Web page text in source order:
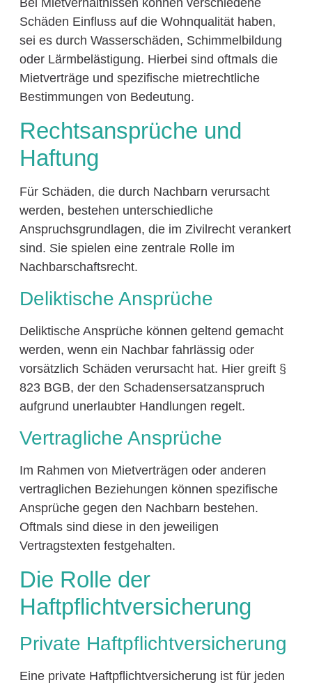
Bei Mietverhältnissen können verschiedene
Schäden Einfluss auf die Wohnqualität haben,
sei es durch Wasserschäden, Schimmelbildung
oder Lärmbelästigung. Hierbei sind oftmals die
Mietverträge und spezifische mietrechtliche
Bestimmungen von Bedeutung.
Rechtsansprüche und
Haftung
Für Schäden, die durch Nachbarn verursacht
werden, bestehen unterschiedliche
Anspruchsgrundlagen, die im Zivilrecht verankert
sind. Sie spielen eine zentrale Rolle im
Nachbarschaftsrecht.
Deliktische Ansprüche
Deliktische Ansprüche können geltend gemacht
werden, wenn ein Nachbar fahrlässig oder
vorsätzlich Schäden verursacht hat. Hier greift §
823 BGB, der den Schadensersatzanspruch
aufgrund unerlaubter Handlungen regelt.
Vertragliche Ansprüche
Im Rahmen von Mietverträgen oder anderen
vertraglichen Beziehungen können spezifische
Ansprüche gegen den Nachbarn bestehen.
Oftmals sind diese in den jeweiligen
Vertragstexten festgehalten.
Die Rolle der
Haftpflichtversicherung
Private Haftpflichtversicherung
Eine private Haftpflichtversicherung ist für jeden